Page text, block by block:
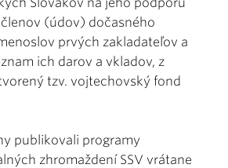
(údov) dočasného
prvých zakladateľov a
ich darov a vkladov, z
tzv. vojtechovský fond
publikovali programy
zhromaždení SSV vrátane